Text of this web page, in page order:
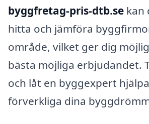
byggfretag-pris-dtb.se kan
hitta och jämföra
område, vilket ger dig
bästa möjliga erbjudandet.
och låt en byggexpert
förverkliga dina